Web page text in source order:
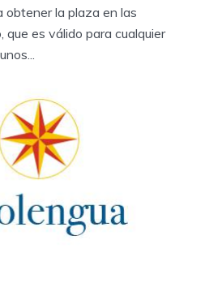
obtener la plaza en las
que es válido para cualquier